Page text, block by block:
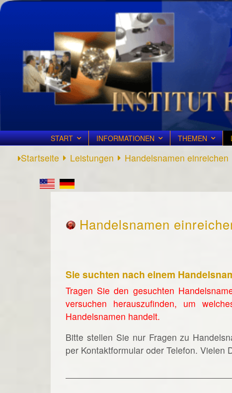
START INFORMATIONEN THEMEN
Startseite Leistungen Handelsnamen einreichen
Handelsnamen
Sie suchten nach einem
Tragen Sie den gesuchten
versuchen herauszufinden, um
Handelsnamen handelt.
Bitte stellen Sie nur Fragen zu
per Kontaktformular oder Telefon. Vielen